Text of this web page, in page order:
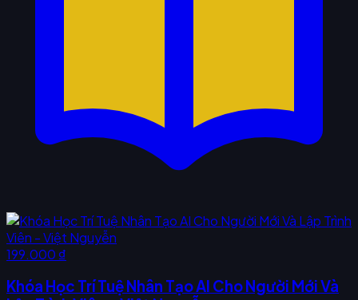
199.000 ₫
Khóa Học Trí Tuệ Nhân Tạo AI Cho Người Mới Và